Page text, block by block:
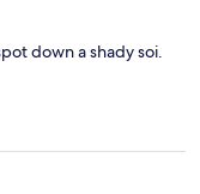
down a shady soi.